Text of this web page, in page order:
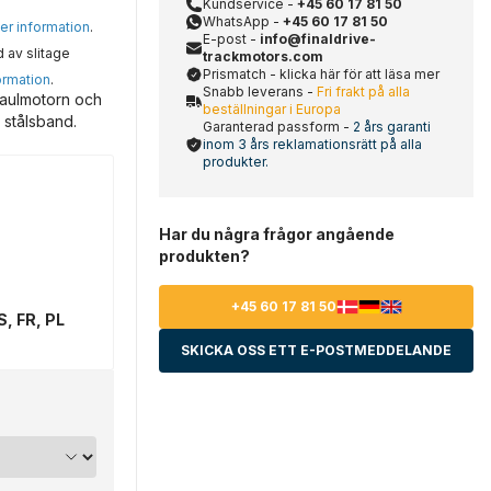
information.
av slitage
.
och
FR, PL
Kundservice - +45 60 17 81 50
WhatsApp - +45 60 17 81 50
E-post - info@finaldrive-
trackmotors.com
Prismatch - klicka här för att läsa mer
Snabb leverans - Fri frakt på alla
beställningar i Europa
Garanterad passform - 2 års garanti
inom 3 års reklamationsrätt på alla
produkter.
Har du några frågor angående
produkten?
+45 60 17 81 50
SKICKA OSS ETT E-POSTMEDDELANDE